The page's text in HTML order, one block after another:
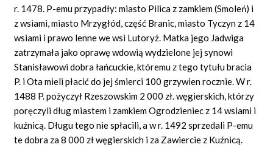
r. 1478. P-emu przypadły: miasto Pilica z zamkiem (Smoleń) i
z wsiami, miasto Mrzygłód, część Branic, miasto Tyczyn z 14
wsiami i prawo lenne we wsi Lutoryż. Matka jego Jadwiga
zatrzymała jako oprawę wdowią wydzielone jej synowi
Stanisławowi dobra łańcuckie, któremu z tego tytułu bracia
P. i Ota mieli płacić do jej śmierci 100 grzywien rocznie. W r.
1488 P. pożyczył Rzeszowskim 2 000 zł. węgierskich, którzy
poręczyli dług miastem i zamkiem Ogrodzieniec z 14 wsiami i
kuźnicą. Długu tego nie spłacili, a w r. 1492 sprzedali P-emu
te dobra za 8 000 zł węgierskich i za Zawiercie z Kuźnicą.